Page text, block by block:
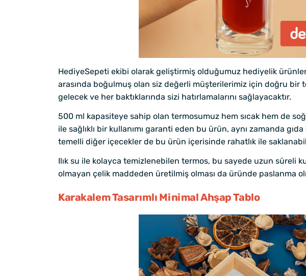
HediyeSepeti ekibi olarak geliştirmiş olduğumuz hediyelik
arasında boğulmuş olan siz değerli müşterilerimiz için doğru bir
gelecek ve her baktıklarında sizi hatırlamalarını sağlayacaktır.
500 ml kapasiteye sahip olan termosumuz hem sıcak hem de
ile sağlıklı bir kullanımı garanti eden bu ürün, aynı zamanda
temelli diğer içecekler de bu ürün içerisinde rahatlık ile
Ilık su ile kolayca temizlenebilen termos, bu sayede uzun süreli
olmayan çelik maddeden üretilmiş olması da üründe paslanma
Karakalem Tasarımlı Minimal Ahşap Tablo